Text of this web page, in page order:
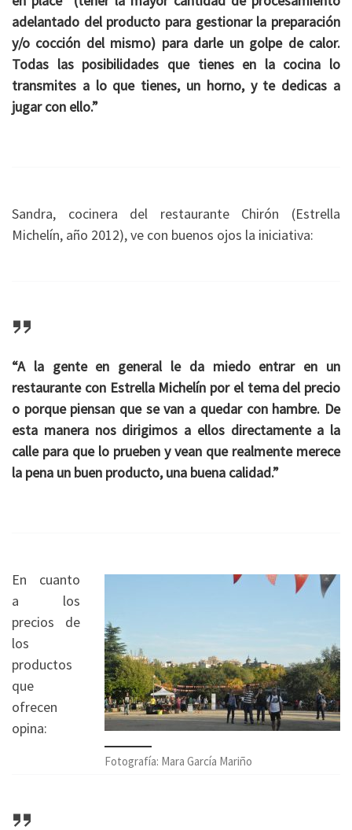
adelantado del producto para gestionar la preparación
y/o cocción del mismo) para darle un golpe de calor.
Todas las posibilidades que tienes en la cocina lo
transmites a lo que tienes, un horno, y te dedicas a
jugar con ello.”
Sandra, cocinera del restaurante Chirón (Estrella
Michelín, año 2012), ve con buenos ojos la iniciativa:
“A la gente en general le da miedo entrar en un
restaurante con Estrella Michelín por el tema del precio
o porque piensan que se van a quedar con hambre. De
esta manera nos dirigimos a ellos directamente a la
calle para que lo prueben y vean que realmente merece
la pena un buen producto, una buena calidad.”
Fotografía: Mara García Mariño
En cuanto
a los
precios de
los
productos
que
ofrecen
opina: